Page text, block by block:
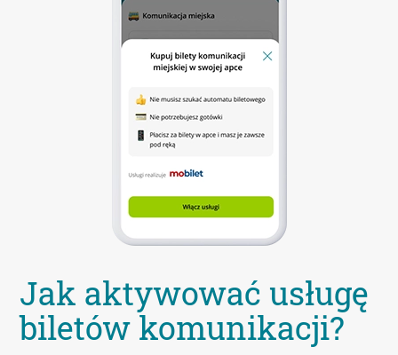
Jak aktywować usługę
biletów komunikacji?